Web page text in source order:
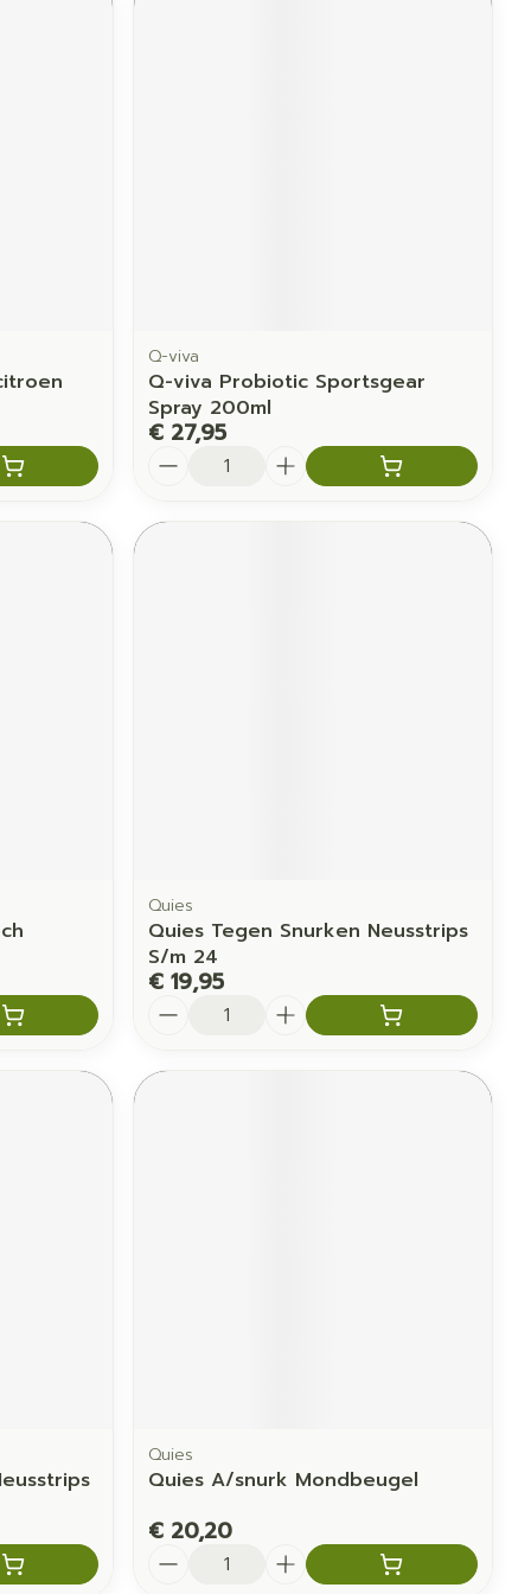
Q-viva
Q-viva Probiotic Sportsgear
Spray 200ml
€ 27,95
Quies
Quies Tegen Snurken Neusstrips
S/m 24
€ 19,95
Quies
Quies A/snurk Mondbeugel
€ 20,20